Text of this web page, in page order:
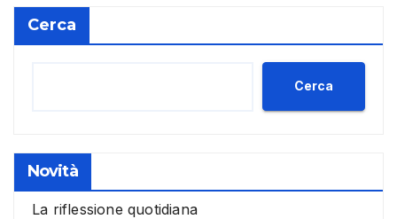
Cerca
Cerca
Novità
La riflessione quotidiana